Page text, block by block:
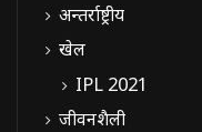
अन्तर्राष्ट्रीय
खेल
IPL 2021
जीवनशैली